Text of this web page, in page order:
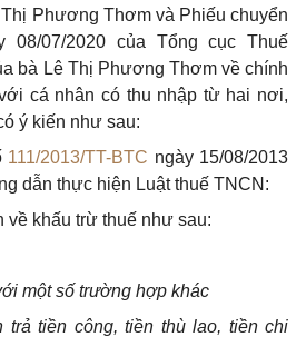
Phương Thơm và Phiếu chuyển
08/07/2020 của Tổng cục Thuế
bà Lê Thị Phương Thơm về chính
cá nhân có thu nhập từ hai nơi,
ý kiến như sau:
111/2013/TT-BTC ngày 15/08/2013
dẫn thực hiện Luật thuế TNCN:
về khấu trừ thuế như sau:
một số trường hợp khác
trả tiền công, tiền thù lao, tiền chi